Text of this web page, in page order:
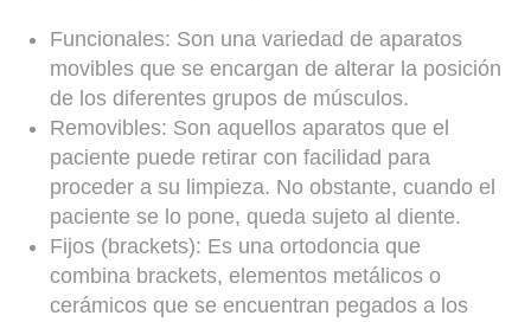
Funcionales: Son una variedad de aparatos
movibles que se encargan de alterar la posición
de los diferentes grupos de músculos.
Removibles: Son aquellos aparatos que el
paciente puede retirar con facilidad para
proceder a su limpieza. No obstante, cuando el
paciente se lo pone, queda sujeto al diente.
Fijos (brackets): Es una ortodoncia que
combina brackets, elementos metálicos o
cerámicos que se encuentran pegados a los